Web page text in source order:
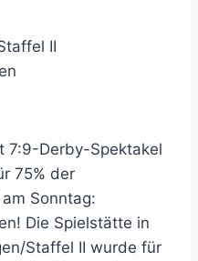
II
7:9-Derby-Spektakel
75% der
am Sonntag:
Die Spielstätte in
Staffel II wurde für